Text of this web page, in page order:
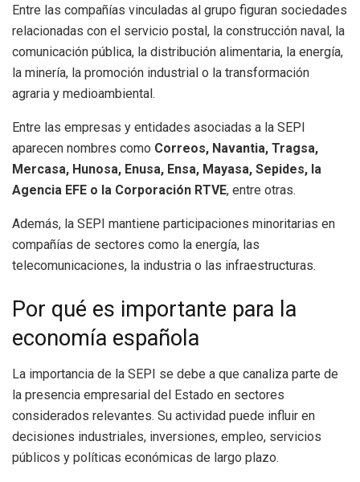
Entre las compañías vinculadas al grupo figuran sociedades
relacionadas con el servicio postal, la construcción naval, la
comunicación pública, la distribución alimentaria, la energía,
la minería, la promoción industrial o la transformación
agraria y medioambiental.
Entre las empresas y entidades asociadas a la SEPI
aparecen nombres como Correos, Navantia, Tragsa,
Mercasa, Hunosa, Enusa, Ensa, Mayasa, Sepides, la
Agencia EFE o la Corporación RTVE, entre otras.
Además, la SEPI mantiene participaciones minoritarias en
compañías de sectores como la energía, las
telecomunicaciones, la industria o las infraestructuras.
Por qué es importante para la
economía española
La importancia de la SEPI se debe a que canaliza parte de
la presencia empresarial del Estado en sectores
considerados relevantes. Su actividad puede influir en
decisiones industriales, inversiones, empleo, servicios
públicos y políticas económicas de largo plazo.